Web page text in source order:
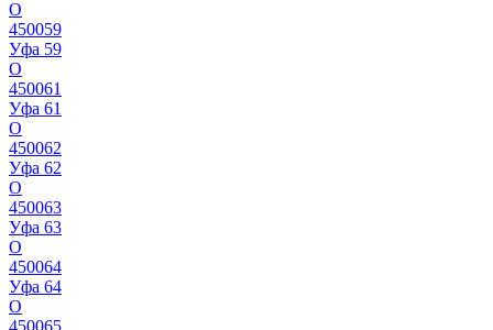
О
450059
Уфа 59
О
450061
Уфа 61
О
450062
Уфа 62
О
450063
Уфа 63
О
450064
Уфа 64
О
450065